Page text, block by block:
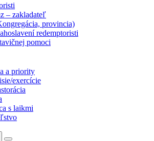
– zakladateľ
provincia)
redemptoristi
pomoci
a priority
exercície
s laikmi